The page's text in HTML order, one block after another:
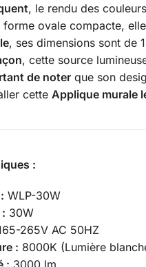
, le rendu des
ovale compacte,
, ses dimensions sont de
, cette source
de noterque son
cette Applique murale
:
WLP-30W
30W
265V AC 50HZ
: 8000K (Lumière
: 3000 lm